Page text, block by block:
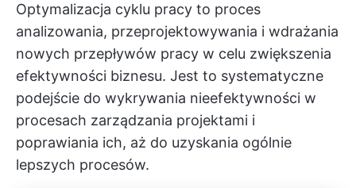
Optymalizacja cyklu pracy to proces
analizowania, przeprojektowywania i wdrażania
nowych przepływów pracy w celu zwiększenia
efektywności biznesu. Jest to systematyczne
podejście do wykrywania nieefektywności w
procesach zarządzania projektami i
poprawiania ich, aż do uzyskania ogólnie
lepszych procesów.